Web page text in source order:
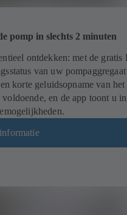
pomp in slechts 2 minuten
ontdekken: met de gratis
van uw
korte geluidsopname van het
en de app toont u